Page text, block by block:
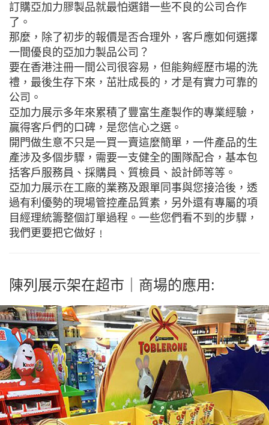
訂購亞加力膠製品就最怕選錯一些不良的公司合作
了。
那麼，除了初步的報價是否合理外，客戶應如何選擇
一間優良的亞加力製品公司？
要在香港注冊一間公司很容易，但能夠經歷市場的洗
禮，最後生存下來，茁壯成長的，才是有實力可靠的
公司。
亞加力展示多年來累積了豐富生產製作的專業經驗，
贏得客戶們的口碑，是您信心之選。
開門做生意不只是一買一賣這麼簡單，一件產品的生
產涉及多個步驟，需要一支健全的團隊配合，基本包
括客戶服務員、採購員、質檢員、設計師等等。
亞加力展示在工廠的業務及跟單同事與您接洽後，透
過有利優勢的現場管控產品質素，另外還有專屬的項
目經理統籌整個訂單過程。一些您們看不到的步驟，
我們更要把它做好﹗
陳列展示架在超市｜商場的應用: